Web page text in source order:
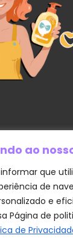
ao
que
de
e
Página de
de